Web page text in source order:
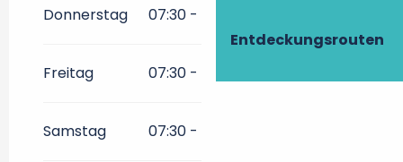
Entdeckungsrouten
Donnerstag 07:30 - 23:30
Freitag 07:30 - 23:30
Samstag 07:30 - 23:30